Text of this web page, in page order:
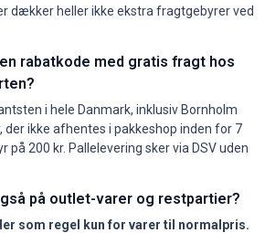
dækker heller ikke ekstra fragtgebyrer ved
rabatkode med gratis fragt hos
i hele Danmark, inklusiv Bornholm
der ikke afhentes i pakkeshop inden for 7
på 200 kr. Pallelevering sker via DSV uden
på outlet-varer og restpartier?
som regel kun for varer til normalpris.